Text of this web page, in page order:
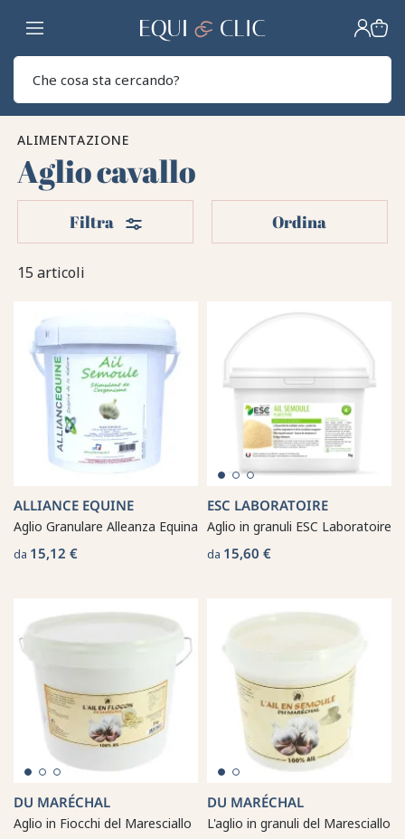
Casa
ALIMENTAZIONE
Aglio cavallo
15 articoli
Filtra Filtri Ordina
ALLIANCE EQUINE
Aglio Granulare Alleanza Equina
da 15,12 €
ESC LABORATOIRE
Aglio in granuli ESC Laboratoire
da 15,60 €
DU MARÉCHAL
Aglio in Fiocchi del Maresciallo
DU MARÉCHAL
L'aglio in granuli del Maresciallo